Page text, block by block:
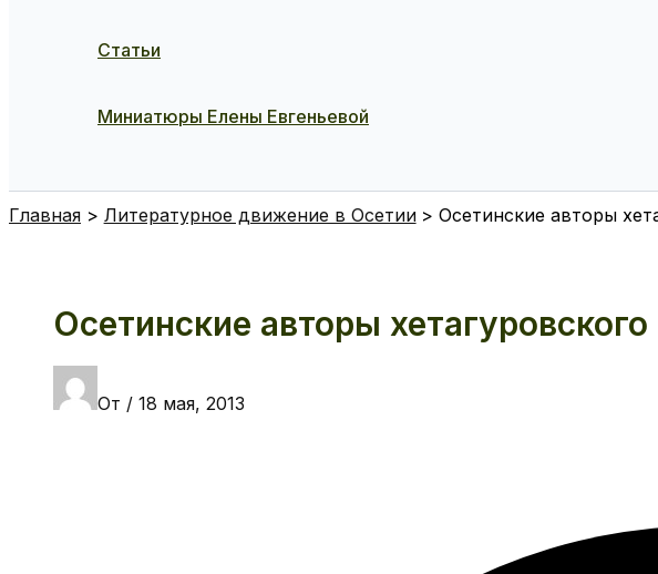
Статьи
Миниатюры Елены Евгеньевой
Главная Литературное движение в Осетии Осетинские авторы
Осетинские авторы
От / 18 мая, 2013